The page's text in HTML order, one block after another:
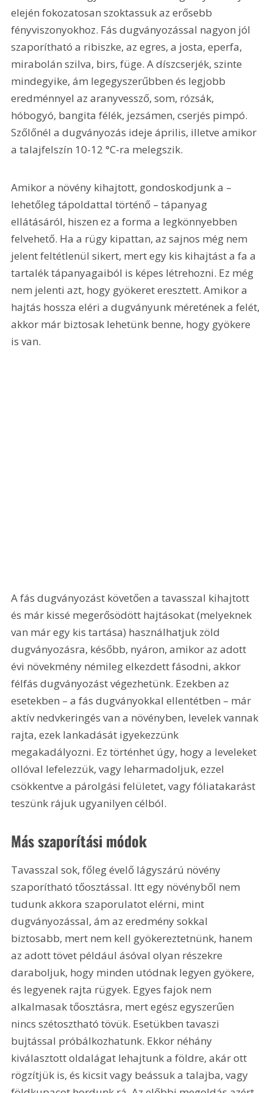
elején fokozatosan szoktassuk az erősebb
fényviszonyokhoz. Fás dugványozással nagyon jól
szaporítható a ribiszke, az egres, a josta, eperfa,
mirabolán szilva, birs, füge. A díszcserjék, szinte
mindegyike, ám legegyszerűbben és legjobb
eredménnyel az aranyvessző, som, rózsák,
hóbogyó, bangita félék, jezsámen, cserjés pimpó.
Szőlőnél a dugványozás ideje április, illetve amikor
a talajfelszín 10-12 °C-ra melegszik.
Amikor a növény kihajtott, gondoskodjunk a –
lehetőleg tápoldattal történő – tápanyag
ellátásáról, hiszen ez a forma a legkönnyebben
felvehető. Ha a rügy kipattan, az sajnos még nem
jelent feltétlenül sikert, mert egy kis kihajtást a fa a
tartalék tápanyagaiból is képes létrehozni. Ez még
nem jelenti azt, hogy gyökeret eresztett. Amikor a
hajtás hossza eléri a dugványunk méretének a felét,
akkor már biztosak lehetünk benne, hogy gyökere
is van.
A fás dugványozást követően a tavasszal kihajtott
és már kissé megerősödött hajtásokat (melyeknek
van már egy kis tartása) használhatjuk zöld
dugványozásra, később, nyáron, amikor az adott
évi növekmény némileg elkezdett fásodni, akkor
félfás dugványozást végezhetünk. Ezekben az
esetekben – a fás dugványokkal ellentétben – már
aktív nedvkeringés van a növényben, levelek vannak
rajta, ezek lankadását igyekezzünk
megakadályozni. Ez történhet úgy, hogy a leveleket
ollóval lefelezzük, vagy leharmadoljuk, ezzel
csökkentve a párolgási felületet, vagy fóliatakarást
teszünk rájuk ugyanilyen célból.
Más szaporítási módok
Tavasszal sok, főleg évelő lágyszárú növény
szaporítható tőosztással. Itt egy növényből nem
tudunk akkora szaporulatot elérni, mint
dugványozással, ám az eredmény sokkal
biztosabb, mert nem kell gyökereztetnünk, hanem
az adott tövet például ásóval olyan részekre
daraboljuk, hogy minden utódnak legyen gyökere,
és legyenek rajta rügyek. Egyes fajok nem
alkalmasak tőosztásra, mert egész egyszerűen
nincs szétosztható tövük. Esetükben tavaszi
bujtással próbálkozhatunk. Ekkor néhány
kiválasztott oldalágat lehajtunk a földre, akár ott
rögzítjük is, és kicsit vagy beássuk a talajba, vagy